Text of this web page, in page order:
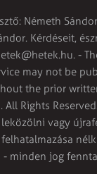
Németh
Kérdéseit,
. -
may not be
the prior
All Rights
vagy
- minden jog